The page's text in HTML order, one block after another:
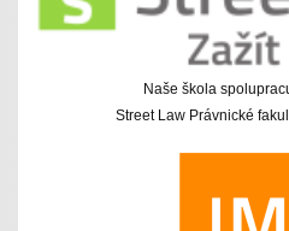
Naše škola
Street Law Právnické